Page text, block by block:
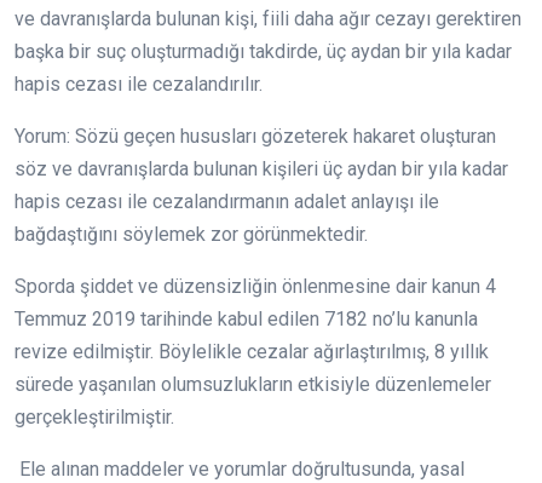
ve davranışlarda bulunan kişi, fiili daha ağır cezayı gerektiren
başka bir suç oluşturmadığı takdirde, üç aydan bir yıla kadar
hapis cezası ile cezalandırılır.
Yorum: Sözü geçen hususları gözeterek hakaret oluşturan
söz ve davranışlarda bulunan kişileri üç aydan bir yıla kadar
hapis cezası ile cezalandırmanın adalet anlayışı ile
bağdaştığını söylemek zor görünmektedir.
Sporda şiddet ve düzensizliğin önlenmesine dair kanun 4
Temmuz 2019 tarihinde kabul edilen 7182 no’lu kanunla
revize edilmiştir. Böylelikle cezalar ağırlaştırılmış, 8 yıllık
sürede yaşanılan olumsuzlukların etkisiyle düzenlemeler
gerçekleştirilmiştir.
Ele alınan maddeler ve yorumlar doğrultusunda, yasal